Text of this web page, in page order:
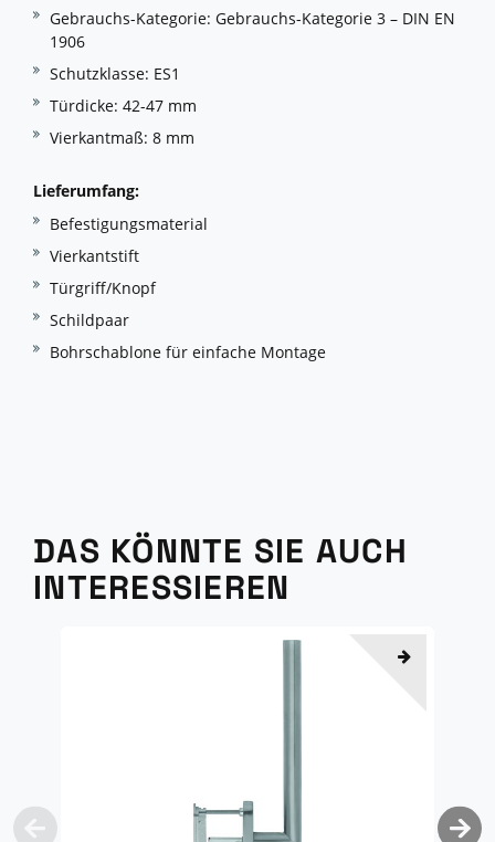
Gebrauchs-Kategorie: Gebrauchs-Kategorie 3 – DIN EN
1906
Schutzklasse: ES1
Türdicke: 42-47 mm
Vierkantmaß: 8 mm
Lieferumfang:
Befestigungsmaterial
Vierkantstift
Türgriff/Knopf
Schildpaar
Bohrschablone für einfache Montage
DAS KÖNNTE SIE AUCH
INTERESSIEREN